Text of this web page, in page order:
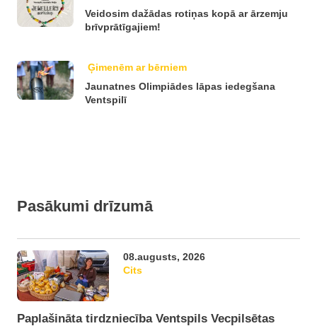
Veidosim dažādas rotiņas kopā ar ārzemju
brīvprātīgajiem!
Ģimenēm ar bērniem
Jaunatnes Olimpiādes lāpas iedegšana
Ventspilī
Pasākumi drīzumā
08.augusts, 2026
Cits
Paplašināta tirdzniecība Ventspils Vecpilsētas